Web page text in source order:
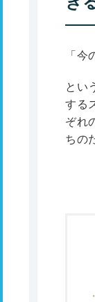
「今
とい
する
ぞれ
ちの